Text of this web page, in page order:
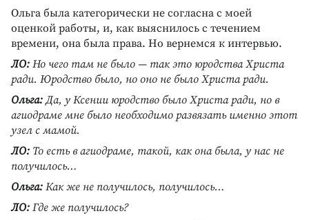
Ольга была категорически не согласна с моей
оценкой работы, и, как выяснилось с течением
времени, она была права. Но вернемся к интервью.
ЛО: Но чего там не было — так это юродства Христа
ради. Юродство было, но оно не было Христа ради.
Ольга:Да, у Ксении юродство было Христа ради, но в
агиодраме мне было необходимо развязать именно этот
узел с мамой.
ЛО: То есть в агиодраме, такой, как она была, у нас не
получилось…
Ольга: Как же не получилось, получилось…
ЛО: Где же получилось?